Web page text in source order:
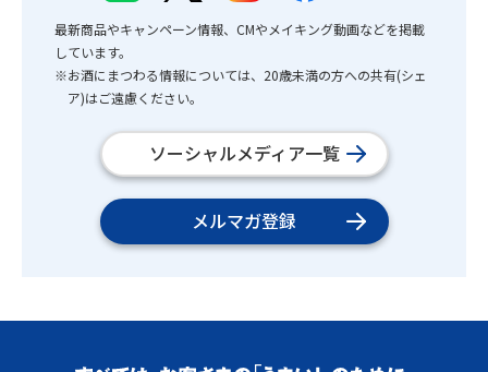
最新商品やキャンペーン情報、CMやメイキング動画などを掲載
しています。
※お酒にまつわる情報については、20歳未満の方への共有(シェ
ア)はご遠慮ください。
ソーシャルメディア一覧
メルマガ登録